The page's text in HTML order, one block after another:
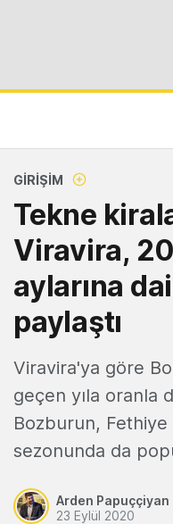
GIRIŞIM
Tekne
Viravira,
aylarına
paylaştı
Viravira'ya göre
geçen yıla oranla
Bozburun,
sezonunda da
Arden Papuççiyan
23 Eylül 2020